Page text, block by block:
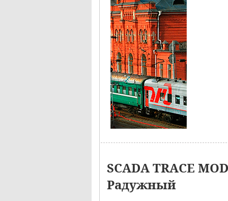
SCADA TRACE
Радужный